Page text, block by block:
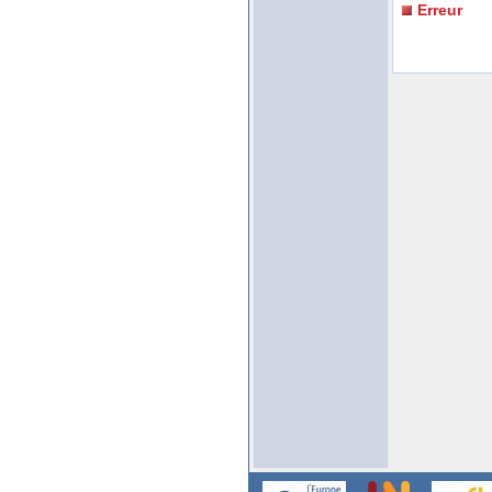
Erreur